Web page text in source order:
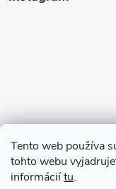
Tento web používa
tohto webu
informáciítu.